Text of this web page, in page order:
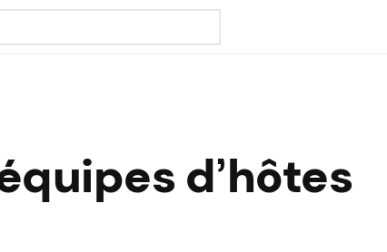
d’hôtes